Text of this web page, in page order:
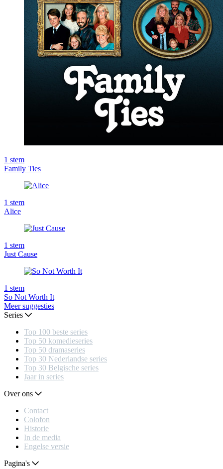
1 stem
Family Ties
1 stem
Alice
1 stem
Just Cause
1 stem
So Not Worth It
Meer suggesties
Series
Top 100 beste series
Top 50 komedieseries
Top 50 dramaseries
Top 30 Nederlandse series
Top 30 Belgische series
Jaar in series
Over ons
Contact
Colofon
Historie
In de media
Engelse versie
Pagina's